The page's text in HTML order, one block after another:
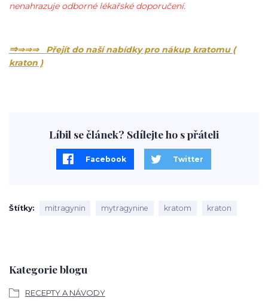
Kategorie blogu
RECEPTY A NÁVODY
nenahrazuje odborné lékařské doporučení.
⇒⇒⇒⇒ Přejít do naší nabídky pro nákup kratomu (
kraton )
Líbil se článek? Sdílejte ho s přáteli
Facebook Twitter
Štítky mitragynin mytragynine kratom kraton